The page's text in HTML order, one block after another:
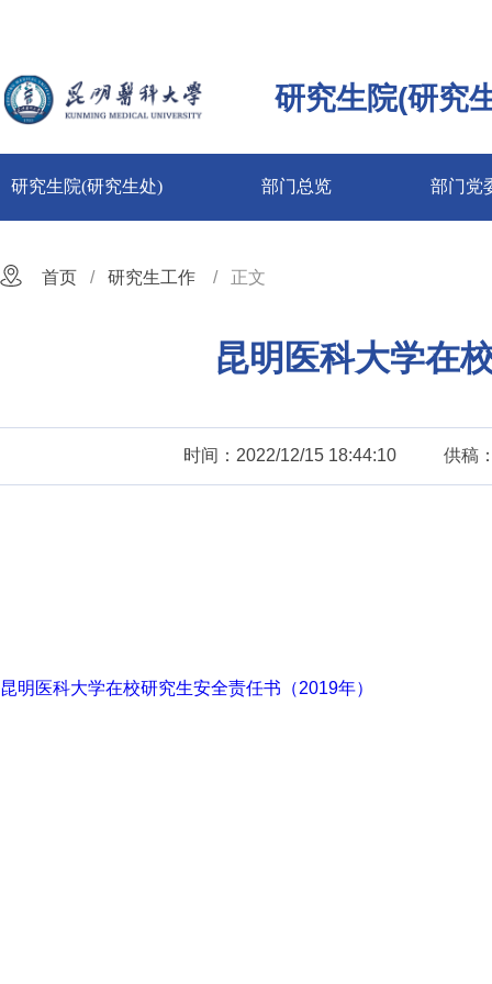
研究生院(研究
研究生院(研究生处) 部门总览 部门党
首页 研究生工作 正文
昆明医科大学在
时间：2022/12/15 18:44:10 供稿
昆明医科大学在校研究生安全责任书（2019年）